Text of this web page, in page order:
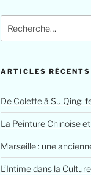
ARTICLES RÉCENTS
De Colette à Su Qing:
La Peinture Chinoise
Marseille : une
L’Intime dans la